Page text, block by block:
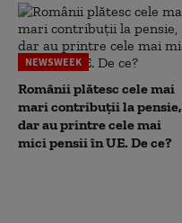
NEWSWEEK
Românii plătesc cele mai
mari contribuții la pensie,
dar au printre cele mai
mici pensii în UE. De ce?